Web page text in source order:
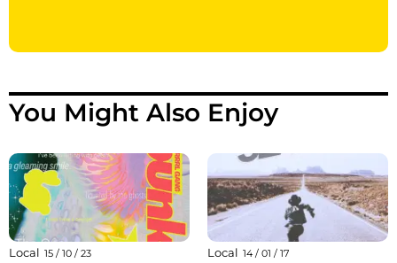
You Might Also Enjoy
Local 15 / 10 / 23 Local 14 / 01 / 17